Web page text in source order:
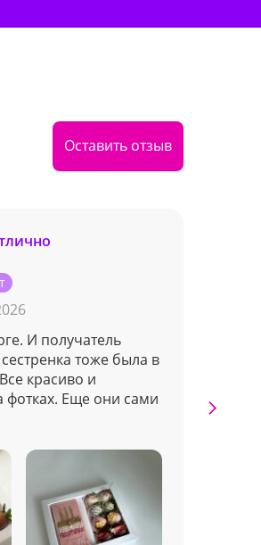
Оставить отзыв
И получатель
тоже была в
красиво и
фотках. Еще они сами